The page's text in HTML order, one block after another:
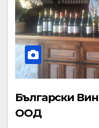
Български
ООД